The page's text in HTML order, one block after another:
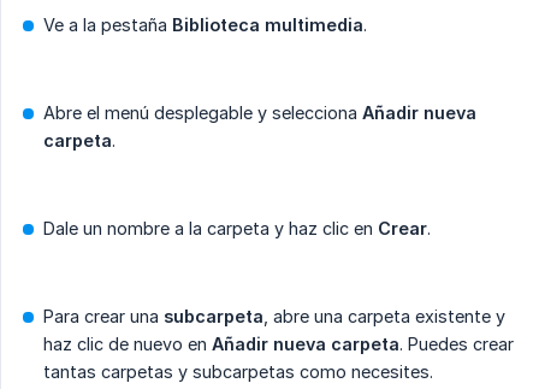
Ve a la pestaña Biblioteca multimedia.
Abre el menú desplegable y selecciona Añadir nueva
carpeta.
Dale un nombre a la carpeta y haz clic en Crear.
Para crear una subcarpeta , abre una carpeta existente y
haz clic de nuevo en Añadir nueva carpeta. Puedes crear
tantas carpetas y subcarpetas como necesites.